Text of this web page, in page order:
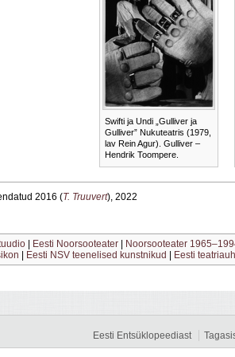
Swifti ja Undi „Gulliver ja
Gulliver” Nukuteatris (1979,
lav Rein Agur). Gulliver –
Hendrik Toompere.
2016 (T. Truuvert), 2022
Eesti Noorsooteater Noorsooteater
Eesti NSV teenelised kunstnikud Eesti
Eesti Entsüklopeediast